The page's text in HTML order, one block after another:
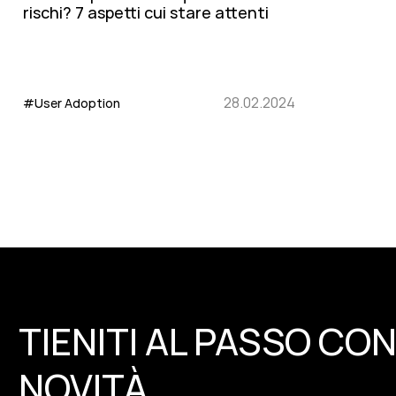
rischi? 7 aspetti cui stare attenti
#User Adoption 28.02.2024
TIENITI AL PASSO